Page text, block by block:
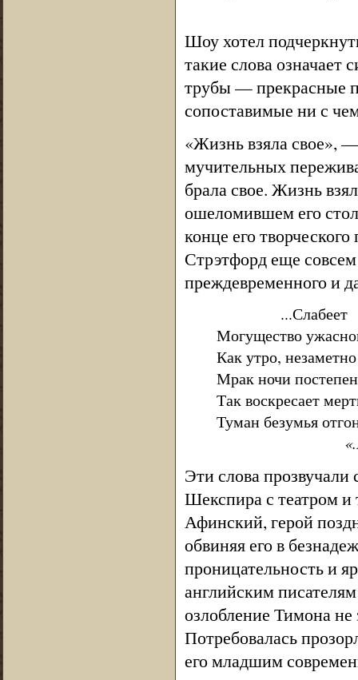
Шоу хотел
такие слова означает
трубы — прекрасные
сопоставимые ни с
«Жизнь взяла свое»,
мучительных
брала свое. Жизнь
ошеломившем его
конце его
Стрэтфорд еще
преждевременного и
...Слабеет
Могущество
Как утро,
Мрак ночи
Так воскресает
Туман безумья
Эти слова
Шекспира с театром и
Афинский, герой
обвиняя его в
проницательность и
английским
озлобление Тимона не
Потребовалась
его младшим